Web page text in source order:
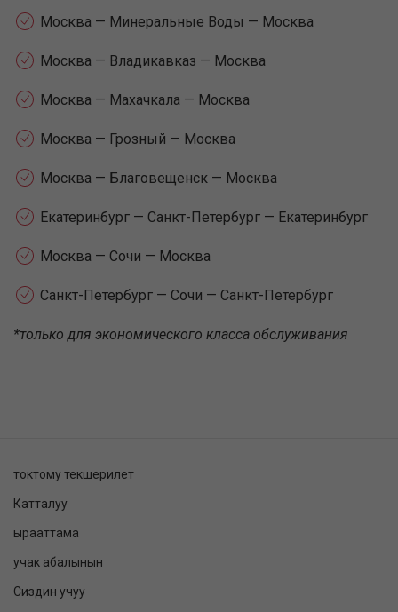
Москва — Минеральные Воды — Москва
Москва — Владикавказ — Москва
Москва — Махачкала — Москва
Москва — Грозный — Москва
Москва — Благовещенск — Москва
Екатеринбург — Санкт-Петербург — Екатеринбург
Москва — Сочи — Москва
Санкт-Петербург — Сочи — Санкт-Петербург
*только для экономического класса обслуживания
токтому текшерилет
Катталуу
ырааттама
учак абалынын
Сиздин учуу